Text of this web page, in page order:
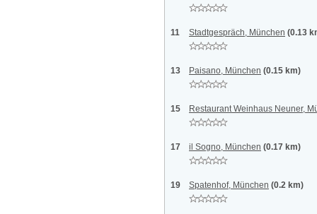
11 Stadtgespräch, München (0.13
13 Paisano, München (0.15 km)
15 Restaurant Weinhaus Neuner,
17 il Sogno, München (0.17 km)
19 Spatenhof, München (0.2 km)